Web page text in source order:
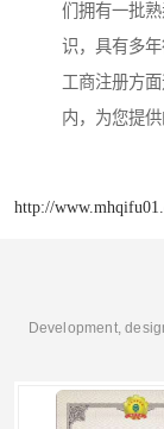
们拥有一批
识，具有多
工商注册方
内，为您提供
http://
Development,